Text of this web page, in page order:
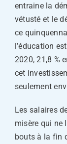
entraine la
vétusté et le
ce
l’éducation
2020, 21,8 %
cet
seulement
Les salaires
misère qui ne
bouts à la fin